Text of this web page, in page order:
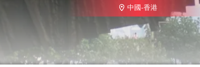
中國-香港